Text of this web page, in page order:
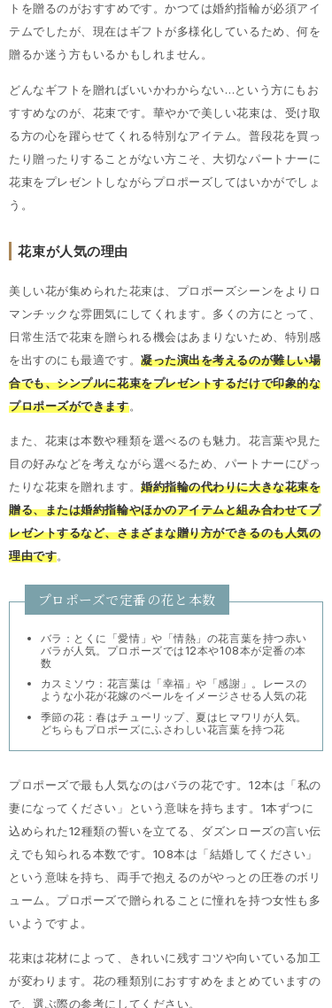
トを贈るのがおすすめです。かつては婚約指輪が必須アイ
テムでしたが、現在はギフトが多様化しているため、何を
贈るか迷う方もいるかもしれません。
どんなギフトを贈ればいいかわからない…という方にもお
すすめなのが、花束です。華やかで美しい花束は、受け取
る方の心を躍らせてくれる特別なアイテム。普段花を買っ
たり贈ったりすることがない方こそ、大切なパートナーに
花束をプレゼントしながらプロポーズしてはいかがでしょ
う。
花束が人気の理由
美しい花が集められた花束は、プロポーズシーンをよりロ
マンチックな雰囲気にしてくれます。多くの方にとって、
日常生活で花束を贈られる機会はあまりないため、特別感
を出すのにも最適です。凝った演出を考えるのが難しい場
合でも、シンプルに花束をプレゼントするだけで印象的な
プロポーズができます。
また、花束は本数や種類を選べるのも魅力。花言葉や見た
目の好みなどを考えながら選べるため、パートナーにぴっ
たりな花束を贈れます。婚約指輪の代わりに大きな花束を
贈る、または婚約指輪やほかのアイテムと組み合わせてプ
レゼントするなど、さまざまな贈り方ができるのも人気の
理由です。
プロポーズで定番の花と本数
バラ：とくに「愛情」や「情熱」の花言葉を持つ赤い
バラが人気。プロポーズでは12本や108本が定番の本
数
カスミソウ：花言葉は「幸福」や「感謝」。レースの
ような小花が花嫁のベールをイメージさせる人気の花
季節の花：春はチューリップ、夏はヒマワリが人気。
どちらもプロポーズにふさわしい花言葉を持つ花
プロポーズで最も人気なのはバラの花です。12本は「私の
妻になってください」という意味を持ちます。1本ずつに
込められた12種類の誓いを立てる、ダズンローズの言い伝
えでも知られる本数です。108本は「結婚してください」
という意味を持ち、両手で抱えるのがやっとの圧巻のボリ
ューム。プロポーズで贈られることに憧れを持つ女性も多
いようですよ。
花束は花材によって、きれいに残すコツや向いている加工
が変わります。花の種類別におすすめをまとめていますの
で、選ぶ際の参考にしてください。